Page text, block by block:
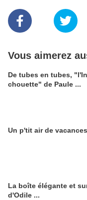
Vous aimerez
De tubes en tubes,
chouette" de Paule ...
Un p'tit air de
La boîte élégante et
d'Odile ...